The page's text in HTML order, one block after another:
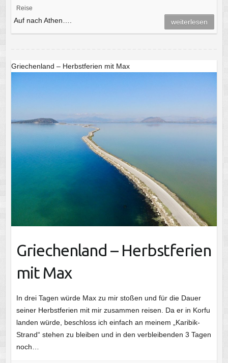
Reise
Auf nach Athen…. weiterlesen
Griechenland – Herbstferien mit Max
Griechenland – Herbstferien
mit Max
In drei Tagen würde Max zu mir stoßen und für die Dauer
seiner Herbstferien mit mir zusammen reisen. Da er in Korfu
landen würde, beschloss ich einfach an meinem „Karibik-
Strand“ stehen zu bleiben und in den verbleibenden 3 Tagen
noch…